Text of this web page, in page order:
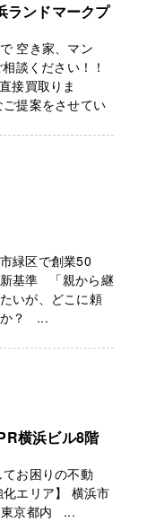
ランドマークプ
空き家、マン
談ください！！
接買取りま
提案をさせてい
緑区で創業50
新基準 「親から継
いが、どこに頼
か？ ...
横浜ビル8階
お困りの不動
エリア】 横浜市
東京都内 ...